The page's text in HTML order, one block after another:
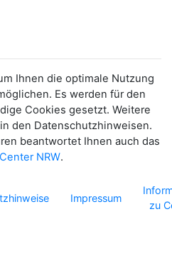
Ihnen die optimale Nutzung
Es werden für den
Cookies gesetzt. Weitere
den Datenschutzhinweisen.
beantwortet Ihnen auch das
NRW.
Impressum
zu